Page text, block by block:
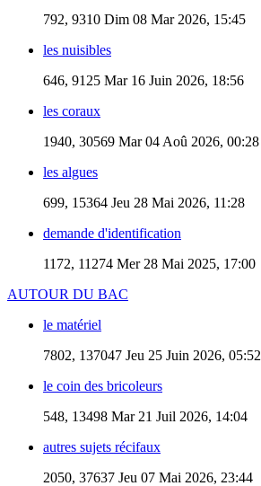
792, 9310 Dim 08 Mar 2026, 15:45
les nuisibles
646, 9125 Mar 16 Juin 2026, 18:56
les coraux
1940, 30569 Mar 04 Aoû 2026, 00:28
les algues
699, 15364 Jeu 28 Mai 2026, 11:28
demande d'identification
1172, 11274 Mer 28 Mai 2025, 17:00
AUTOUR DU BAC
le matériel
7802, 137047 Jeu 25 Juin 2026, 05:52
le coin des bricoleurs
548, 13498 Mar 21 Juil 2026, 14:04
autres sujets récifaux
2050, 37637 Jeu 07 Mai 2026, 23:44